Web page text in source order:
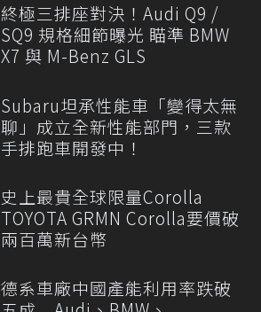
終極三排座對決！Audi Q9 /
SQ9 規格細節曝光 瞄準 BMW
X7 與 M-Benz GLS
Subaru坦承性能車「變得太無
聊」成立全新性能部門，三款
手排跑車開發中！
史上最貴全球限量Corolla
TOYOTA GRMN Corolla要價破
兩百萬新台幣
德系車廠中國產能利用率跌破